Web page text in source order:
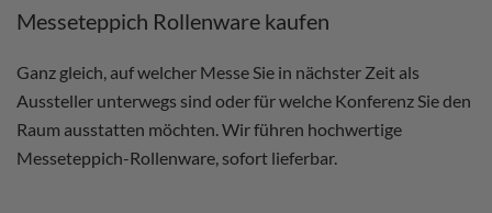
Messeteppich Rollenware kaufen
Ganz gleich, auf welcher Messe Sie in nächster Zeit als
Aussteller unterwegs sind oder für welche Konferenz Sie den
Raum ausstatten möchten. Wir führen hochwertige
Messeteppich-Rollenware, sofort lieferbar.